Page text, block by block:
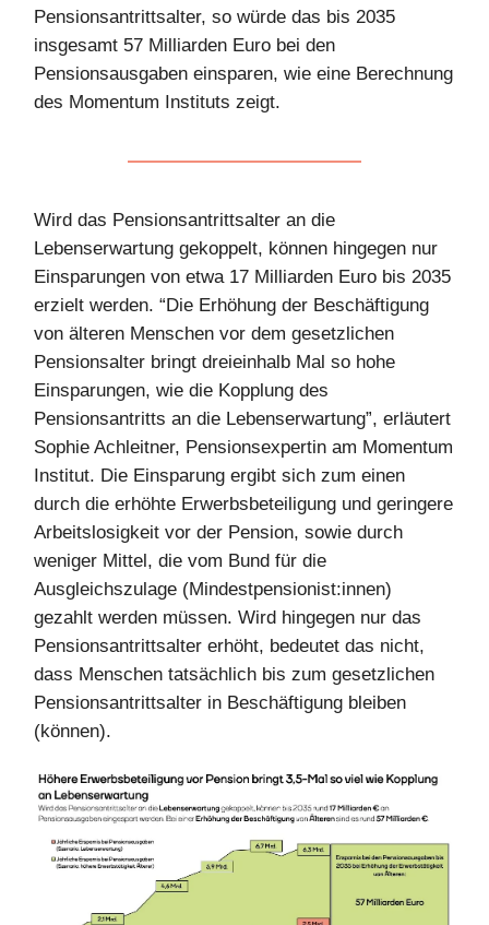
Pensionsantrittsalter, so würde das bis 2035
insgesamt 57 Milliarden Euro bei den
Pensionsausgaben einsparen, wie eine Berechnung
des Momentum Instituts zeigt.
Wird das Pensionsantrittsalter an die
Lebenserwartung gekoppelt, können hingegen nur
Einsparungen von etwa 17 Milliarden Euro bis 2035
erzielt werden. “Die Erhöhung der Beschäftigung
von älteren Menschen vor dem gesetzlichen
Pensionsalter bringt dreieinhalb Mal so hohe
Einsparungen, wie die Kopplung des
Pensionsantritts an die Lebenserwartung”, erläutert
Sophie Achleitner, Pensionsexpertin am Momentum
Institut. Die Einsparung ergibt sich zum einen
durch die erhöhte Erwerbsbeteiligung und geringere
Arbeitslosigkeit vor der Pension, sowie durch
weniger Mittel, die vom Bund für die
Ausgleichszulage (Mindestpensionist:innen)
gezahlt werden müssen. Wird hingegen nur das
Pensionsantrittsalter erhöht, bedeutet das nicht,
dass Menschen tatsächlich bis zum gesetzlichen
Pensionsantrittsalter in Beschäftigung bleiben
(können).